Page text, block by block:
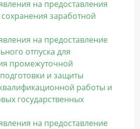
на предоставления
сохранения заработной
на предоставление
отпуска для
промежуточной
и защиты
работы и
государственных
на предоставление